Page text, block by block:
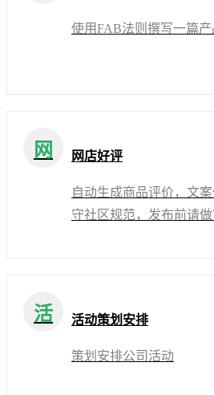
使用FAB法则撰写一篇
网 网店好评
自动生成商品评价，文
守社区规范，发布前请
活 活动策划安排
策划安排公司活动